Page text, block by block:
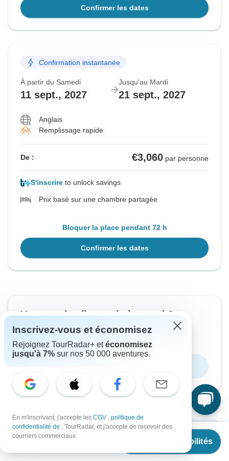
À partir de
Voir les disponibilités
Confirmer les dates
Confirmation instantanée
À partir du Samedi
11 sept., 2027
Jusqu'au Mardi
21 sept., 2027
Anglais
Remplissage rapide
De : €3,060 par personne
S'inscrire to unlock savings
Prix basé sur une chambre partagée
Bloquer la place pendant 72 h
Confirmer les dates
Vous voulez lire ceci plus tard ?
Téléchargez la brochure PDF de ce circuit et
Pourquoi réserver avec TourRadar ?
Options de paiement flexibles
Inscrivez-vous et économisez
Rejoignez TourRadar+ etéconomisez
jusqu'à 7% sur nos 50 000 aventures.
En m'inscrivant, j'accepte les CGV , politique de
confidentialité de , TourRadar, et j'accepte de recevoir des
courriers commerciaux.